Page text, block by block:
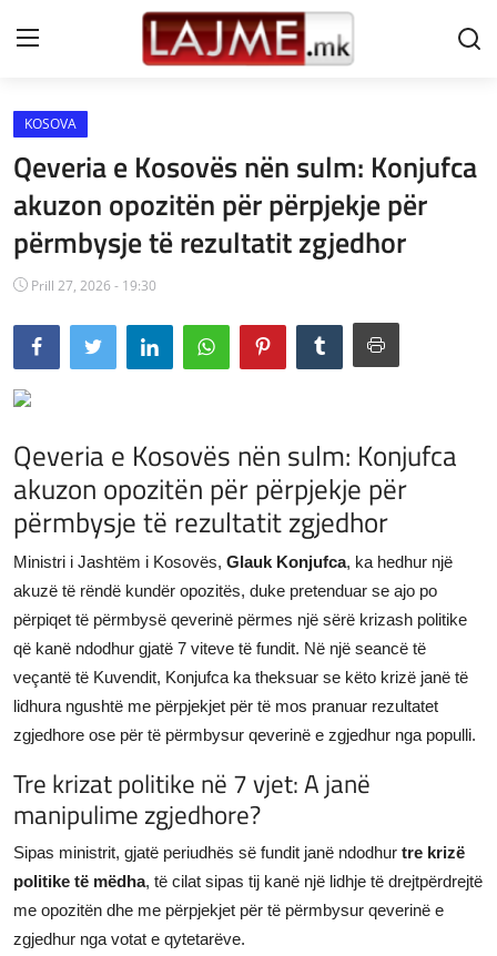
Shtëpi
LAJME MAQEDONI
SHQIPERI
KOSOVA
LAJME NGA BOTA
SHOWBIZ
SHENDETI
JETA
Gallery
Shqip
KOSOVA
Qeveria e Kosovës nën sulm: Konjufca
akuzon opozitën për përpjekje për
përmbysje të rezultatit zgjedhor
Prill 27, 2026 - 19:30
Qeveria e Kosovës nën sulm: Konjufca
akuzon opozitën për përpjekje për
përmbysje të rezultatit zgjedhor
Ministri i Jashtëm i Kosovës, Glauk Konjufca, ka hedhur një
akuzë të rëndë kundër opozitës, duke pretenduar se ajo po
përpiqet të përmbysë qeverinë përmes një sërë krizash politike
që kanë ndodhur gjatë 7 viteve të fundit. Në një seancë të
veçantë të Kuvendit, Konjufca ka theksuar se këto krizë janë të
lidhura ngushtë me përpjekjet për të mos pranuar rezultatet
zgjedhore ose për të përmbysur qeverinë e zgjedhur nga populli.
Tre krizat politike në 7 vjet: A janë
manipulime zgjedhore?
Sipas ministrit, gjatë periudhës së fundit janë ndodhur tre krizë
politike të mëdha, të cilat sipas tij kanë një lidhje të drejtpërdrejtë
me opozitën dhe me përpjekjet për të përmbysur qeverinë e
zgjedhur nga votat e qytetarëve.